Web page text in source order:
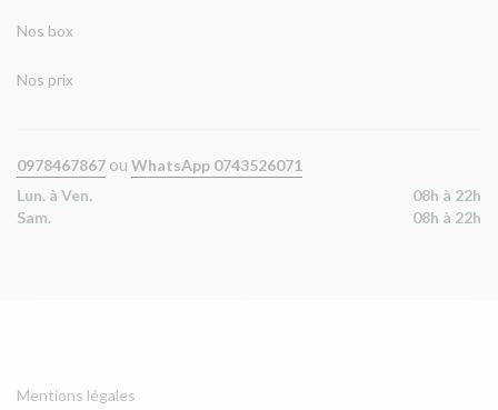
Nos box
Nos prix
0978467867 ou WhatsApp 0743526071
Lun. à Ven.
08h à 22h
Sam.
08h à 22h
Mentions légales